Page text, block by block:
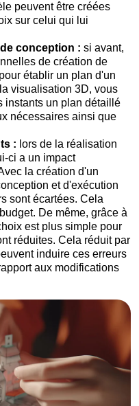
peuvent être créées
sur celui qui lui
conception : si avant,
de création de
établir un plan d'un
visualisation 3D, vous
instants un plan détaillé
nécessaires ainsi que
: lors de la réalisation
ci a un impact
la création d'un
et d'exécution
sont écartées. Cela
De même, grâce à
est plus simple pour
réduites. Cela réduit par
induire ces erreurs
aux modifications